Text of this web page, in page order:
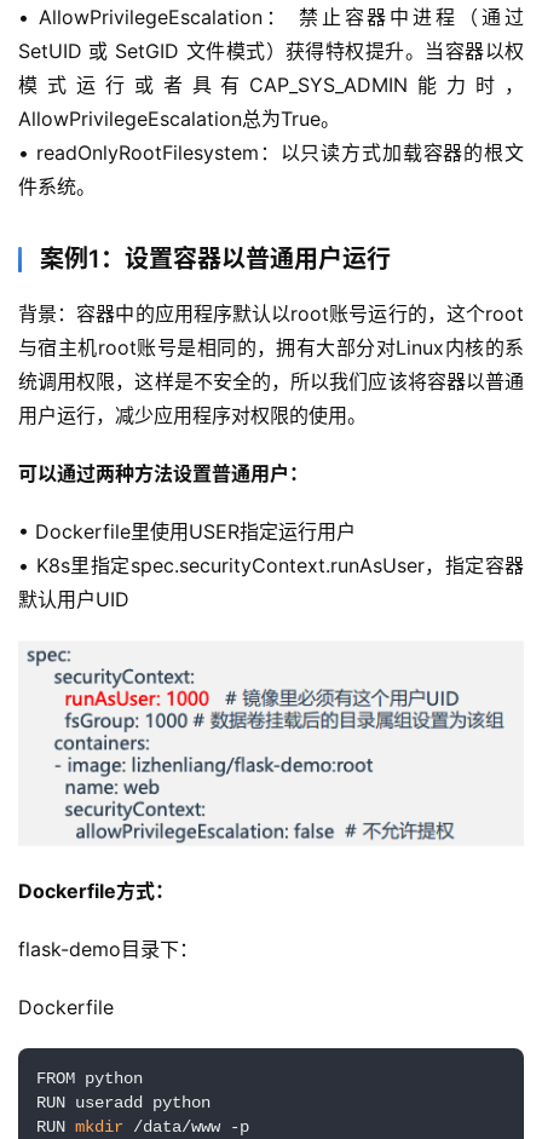
• AllowPrivilegeEscalation： 禁止容器中进程（通过
SetUID 或 SetGID 文件模式）获得特权提升。当容器以权
模式运行或者具有CAP_SYS_ADMIN能力时，
AllowPrivilegeEscalation总为True。
• readOnlyRootFilesystem：以只读方式加载容器的根文
件系统。
案例1：设置容器以普通用户运行
背景：容器中的应用程序默认以root账号运行的，这个root
与宿主机root账号是相同的，拥有大部分对Linux内核的系
统调用权限，这样是不安全的，所以我们应该将容器以普通
用户运行，减少应用程序对权限的使用。
可以通过两种方法设置普通用户：
• Dockerfile里使用USER指定运行用户
• K8s里指定spec.securityContext.runAsUser，指定容器
默认用户UID
Dockerfile方式：
flask-demo目录下：
Dockerfile
FROM python
RUN useradd python
RUN mkdir /data/www -p